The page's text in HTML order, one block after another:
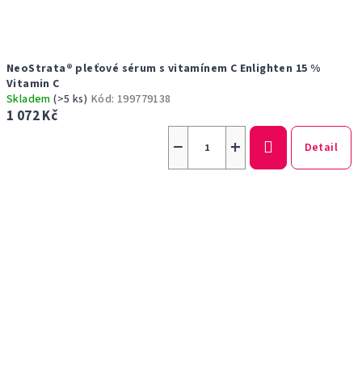
NeoStrata® pleťové sérum s vitamínem C Enlighten 15 %
Vitamin C
Skladem(>5 ks) Kód: 199779138
1 072 Kč
+
− Detail